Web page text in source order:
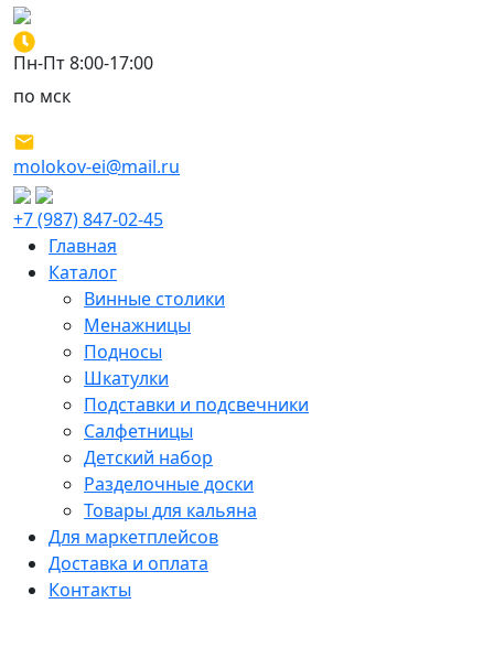
Пн-Пт 8:00-17:00
по мск
molokov-ei@mail.ru
+7 (987) 847-02-45
Главная
Каталог
Винные столики
Менажницы
Подносы
Шкатулки
Подставки и подсвечники
Салфетницы
Детский набор
Разделочные доски
Товары для кальяна
Для маркетплейсов
Доставка и оплата
Контакты